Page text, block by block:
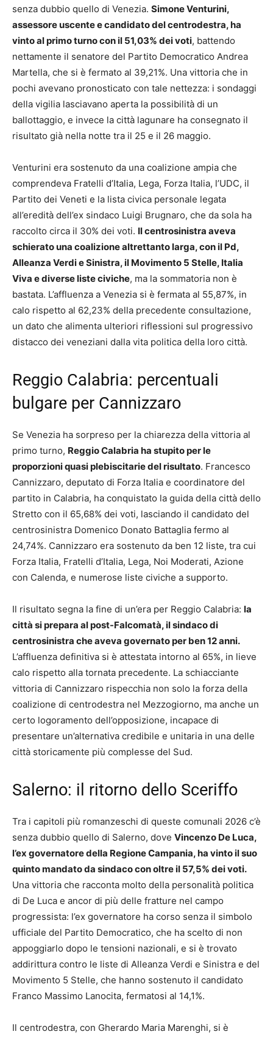
senza dubbio quello di Venezia. Simone Venturini,
assessore uscente e candidato del centrodestra, ha
vinto al primo turno con il 51,03% dei voti, battendo
nettamente il senatore del Partito Democratico Andrea
Martella, che si è fermato al 39,21%. Una vittoria che in
pochi avevano pronosticato con tale nettezza: i sondaggi
della vigilia lasciavano aperta la possibilità di un
ballottaggio, e invece la città lagunare ha consegnato il
risultato già nella notte tra il 25 e il 26 maggio.
Venturini era sostenuto da una coalizione ampia che
comprendeva Fratelli d’Italia, Lega, Forza Italia, l’UDC, il
Partito dei Veneti e la lista civica personale legata
all’eredità dell’ex sindaco Luigi Brugnaro, che da sola ha
raccolto circa il 30% dei voti. Il centrosinistra aveva
schierato una coalizione altrettanto larga, con il Pd,
Alleanza Verdi e Sinistra, il Movimento 5 Stelle, Italia
Viva e diverse liste civiche, ma la sommatoria non è
bastata. L’affluenza a Venezia si è fermata al 55,87%, in
calo rispetto al 62,23% della precedente consultazione,
un dato che alimenta ulteriori riflessioni sul progressivo
distacco dei veneziani dalla vita politica della loro città.
Reggio Calabria: percentuali
bulgare per Cannizzaro
Se Venezia ha sorpreso per la chiarezza della vittoria al
primo turno, Reggio Calabria ha stupito per le
proporzioni quasi plebiscitarie del risultato. Francesco
Cannizzaro, deputato di Forza Italia e coordinatore del
partito in Calabria, ha conquistato la guida della città dello
Stretto con il 65,68% dei voti, lasciando il candidato del
centrosinistra Domenico Donato Battaglia fermo al
24,74%. Cannizzaro era sostenuto da ben 12 liste, tra cui
Forza Italia, Fratelli d’Italia, Lega, Noi Moderati, Azione
con Calenda, e numerose liste civiche a supporto.
Il risultato segna la fine di un’era per Reggio Calabria: la
città si prepara al post-Falcomatà, il sindaco di
centrosinistra che aveva governato per ben 12 anni.
L’affluenza definitiva si è attestata intorno al 65%, in lieve
calo rispetto alla tornata precedente. La schiacciante
vittoria di Cannizzaro rispecchia non solo la forza della
coalizione di centrodestra nel Mezzogiorno, ma anche un
certo logoramento dell’opposizione, incapace di
presentare un’alternativa credibile e unitaria in una delle
città storicamente più complesse del Sud.
Salerno: il ritorno dello Sceriffo
Tra i capitoli più romanzeschi di queste comunali 2026 c’è
senza dubbio quello di Salerno, dove Vincenzo De Luca,
l’ex governatore della Regione Campania, ha vinto il suo
quinto mandato da sindaco con oltre il 57,5% dei voti.
Una vittoria che racconta molto della personalità politica
di De Luca e ancor di più delle fratture nel campo
progressista: l’ex governatore ha corso senza il simbolo
ufficiale del Partito Democratico, che ha scelto di non
appoggiarlo dopo le tensioni nazionali, e si è trovato
addirittura contro le liste di Alleanza Verdi e Sinistra e del
Movimento 5 Stelle, che hanno sostenuto il candidato
Franco Massimo Lanocita, fermatosi al 14,1%.
Il centrodestra, con Gherardo Maria Marenghi, si è